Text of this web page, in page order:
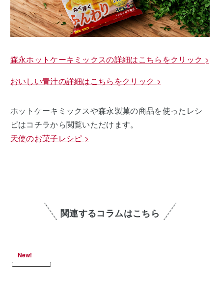
森永ホットケーキミックスの詳細はこちらをクリック >
おいしい青汁の詳細はこちらをクリック >
ホットケーキミックスや森永製菓の商品を使ったレシ
ピはコチラから閲覧いただけます。
天使のお菓子レシピ >
関連するコラムはこちら
New!